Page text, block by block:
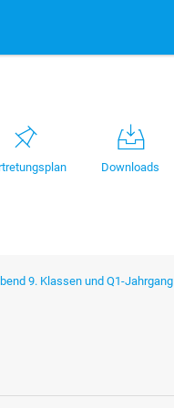
Downloads
9. Klassen und Q1-Jahrgang